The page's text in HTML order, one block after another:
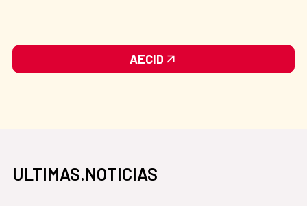
AECID
ULTIMAS.NOTICIAS